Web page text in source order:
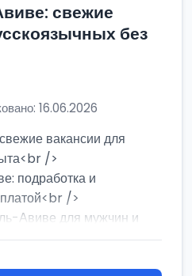
свежие
без
16.06.2026
вакансии для
/>
подработка и
/>
Авиве для мужчин и